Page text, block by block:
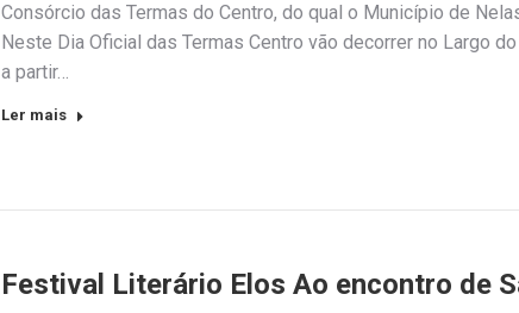
Consórcio das Termas do Centro, do qual o Município de
Neste Dia Oficial das Termas Centro vão decorrer no Largo
a partir…
Ler mais
Festival Literário Elos Ao encontro de